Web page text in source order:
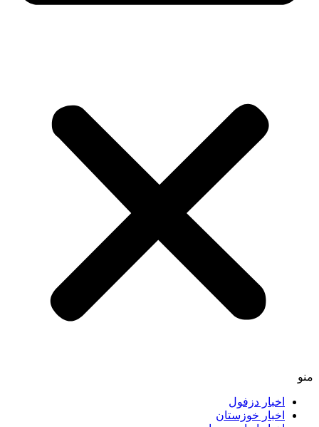
اخبار دزفول
اخبار خوزستان